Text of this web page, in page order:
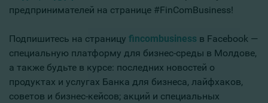
предпринимателей на странице #FinComBusiness!
Подпишитесь на страницу fincombusiness в Facebook —
специальную платформу для бизнес-среды в Молдове,
а также будьте в курсе: последних новостей о
продуктах и услугах Банка для бизнеса, лайфхаков,
советов и бизнес-кейсов; акций и специальных